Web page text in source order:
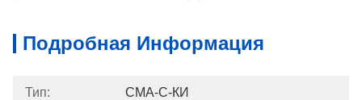
Подробная Информация
Тип: СМА-С-КИ